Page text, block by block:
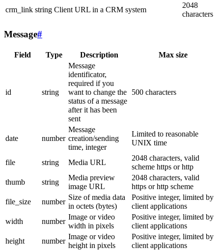
crm_link string Client URL in a CRM system
2048
characters
Message#
Field Type Description Max size
id string
Message
identificator,
required if you
want to change the
status of a message
after it has been
sent
500 characters
date number
Message
creation/sending
time, integer
Limited to reasonable
UNIX time
file string Media URL
2048 characters, valid
scheme https or http
thumb
string
Media preview
image URL
2048 characters, valid
https or http scheme
file_size
number
Size of media data
in octets (bytes)
Positive integer, limited by
client applications
width
number
Image or video
width in pixels
Positive integer, limited by
client applications
height
number
Image or video
height in pixels
Positive integer, limited by
client applications